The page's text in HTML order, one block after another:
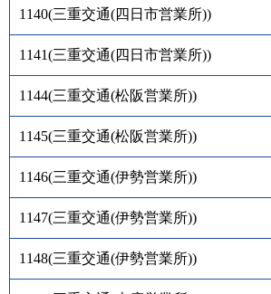
1140(三重交通(四日市営業所))
1141(三重交通(四日市営業所))
1144(三重交通(松阪営業所))
1145(三重交通(松阪営業所))
1146(三重交通(伊勢営業所))
1147(三重交通(伊勢営業所))
1148(三重交通(伊勢営業所))